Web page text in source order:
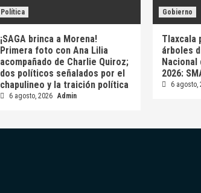
Política
¡SAGA brinca a Morena!
Primera foto con Ana Lilia
acompañado de Charlie Quiroz;
dos políticos señalados por el
chapulineo y la traición política
6 agosto, 2026 Admin
Gobierno
Tlaxcala
árboles
2026:
6 agosto,